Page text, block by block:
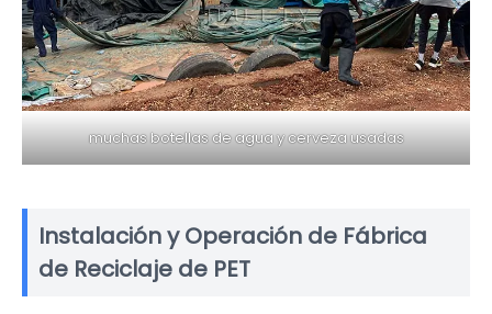
muchas botellas de agua y cerveza usadas
Instalación y Operación de Fábrica
de Reciclaje de PET